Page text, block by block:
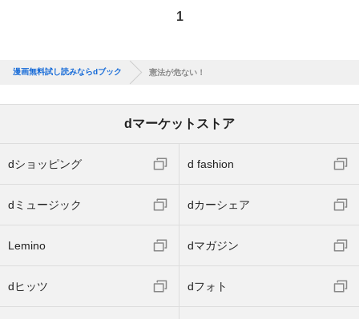
1
漫画無料試し読みならdブック 憲法が危ない！
dマーケットストア
dショッピング d fashion
dミュージック dカーシェア
Lemino dマガジン
dヒッツ dフォト